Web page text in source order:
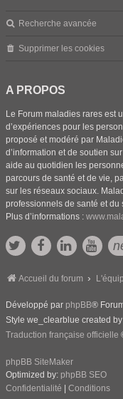
Recherche avancée
Supprimer les cookies
A PROPOS
Le Forum maladies rares est
d’expériences pour les
proposé et modéré par
d’information et de soutien
aide au quotidien les
parcours de santé et de vie,
sur les réseaux sociaux.
professionnels de santé et du
Plus d’informations :
Accueil du forum
Développé par phpBB®
Style we_clearblue created by
Traduction française officielle
phpBB SiteMaker
Optimized by: phpBB SEO
Confidentialité
Conditions